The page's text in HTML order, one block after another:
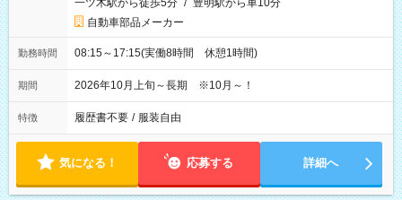
一ツ木駅から徒歩5分 / 豊明駅から車10分
自動車部品メーカー
勤務時間 08:15～17:15(実働8時間 休憩1時間)
期間 2026年10月上旬～長期 ※10月～！
特徴 履歴書不要 / 服装自由
気になる！ 応募する 詳細へ